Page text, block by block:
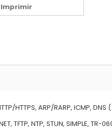
Imprimir
HTTPS, ARP/RARP, ICMP, DNS (
TFTP, NTP, STUN, SIMPLE, TR-